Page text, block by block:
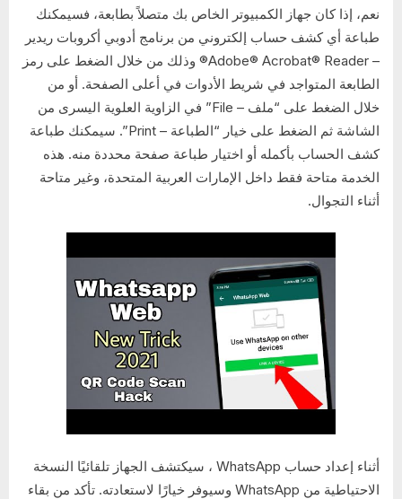
نعم، إذا كان جهاز الكمبيوتر الخاص بك متصلاً بطابعة، فسيمكنك
طباعة أي كشف حساب إلكتروني من برنامج أدوبي أكروبات ريدير
– Adobe® Acrobat® Reader® وذلك من خلال الضغط على رمز
الطابعة المتواجد في شريط الأدوات في أعلى الصفحة. أو من
خلال الضغط على “ملف – File” في الزاوية العلوية اليسرى من
الشاشة ثم الضغط على خيار “الطباعة – Print”. سيمكنك طباعة
كشف الحساب بأكمله أو اختيار طباعة صفحة محددة منه. هذه
الخدمة متاحة فقط داخل الإمارات العربية المتحدة، وغير متاحة
أثناء التجوال.
أثناء إعداد حساب WhatsApp ، سيكتشف الجهاز تلقائيًا النسخة
الاحتياطية من WhatsApp وسيوفر خيارًا لاستعادته. تأكد من بقاء